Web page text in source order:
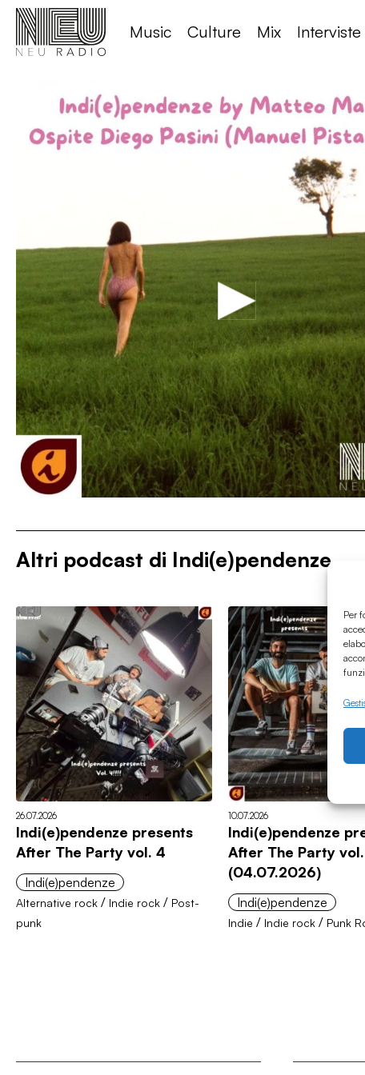
Per
Music Culture Mix Interviste
Altri podcast di Indi(e)pendenze
26.07.2026
Indi(e)pendenze presents
After The Party vol. 4
Indi(e)pendenze
Alternative rock / Indie rock / Post-
punk
10.07.2026
Indi(e)pendenze
After The Party
(04.07.2026)
Indi(e)pendenze
Indie / Indie rock/ Punk